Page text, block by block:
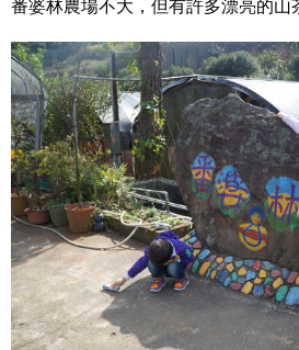
番婆林農場不大，但有許多漂亮的山